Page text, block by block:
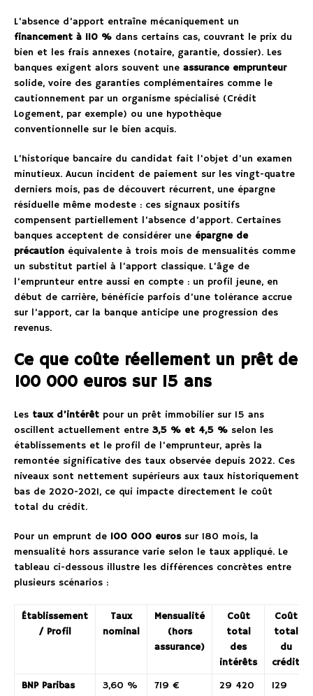
L’absence d’apport entraîne mécaniquement un
financement à 110 % dans certains cas, couvrant le prix du
bien et les frais annexes (notaire, garantie, dossier). Les
banques exigent alors souvent une assurance emprunteur
solide, voire des garanties complémentaires comme le
cautionnement par un organisme spécialisé (Crédit
Logement, par exemple) ou une hypothèque
conventionnelle sur le bien acquis.
L’historique bancaire du candidat fait l’objet d’un examen
minutieux. Aucun incident de paiement sur les vingt-quatre
derniers mois, pas de découvert récurrent, une épargne
résiduelle même modeste : ces signaux positifs
compensent partiellement l’absence d’apport. Certaines
banques acceptent de considérer une épargne de
précaution équivalente à trois mois de mensualités comme
un substitut partiel à l’apport classique. L’âge de
l’emprunteur entre aussi en compte : un profil jeune, en
début de carrière, bénéficie parfois d’une tolérance accrue
sur l’apport, car la banque anticipe une progression des
revenus.
Ce que coûte réellement un prêt de
100 000 euros sur 15 ans
Les taux d’intérêt pour un prêt immobilier sur 15 ans
oscillent actuellement entre 3,5 % et 4,5 % selon les
établissements et le profil de l’emprunteur, après la
remontée significative des taux observée depuis 2022. Ces
niveaux sont nettement supérieurs aux taux historiquement
bas de 2020-2021, ce qui impacte directement le coût
total du crédit.
Pour un emprunt de 100 000 eurossur 180 mois, la
mensualité hors assurance varie selon le taux appliqué. Le
tableau ci-dessous illustre les différences concrètes entre
plusieurs scénarios :
Établissement
/ Profil
Taux
nominal
Mensualité
(hors
assurance)
Coût
total
des
intérêts
Coût
total
du
crédit
BNP Paribas
3,60 % 719 €
29 420
129